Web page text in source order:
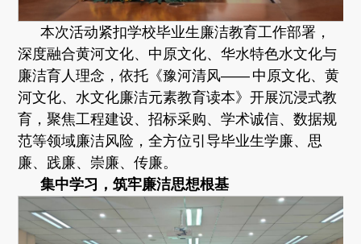
本次活动紧扣学校毕业生廉洁教育工作部署，
深度融合黄河文化、中原文化、华水特色水文化与
廉洁育人理念，依托《豫河清风—— 中原文化、黄
河文化、水文化廉洁元素教育读本》开展沉浸式教
育，聚焦工程建设、招标采购、学术诚信、数据规
范等领域廉洁风险，全方位引导毕业生学廉、思
廉、践廉、崇廉、传廉。
集中学习，筑牢廉洁思想根基